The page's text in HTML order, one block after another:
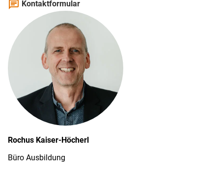
chat Kontaktformular
Rochus Kaiser-Höcherl
Büro Ausbildung